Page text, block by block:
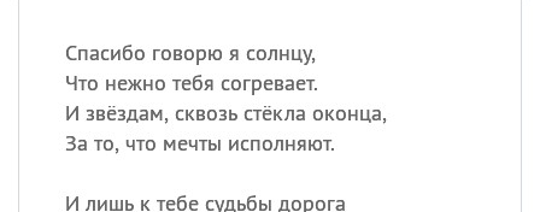
Спасибо говорю я солнцу,
Что нежно тебя согревает.
И звёздам, сквозь стёкла оконца,
За то, что мечты исполняют.
И лишь к тебе судьбы дорога